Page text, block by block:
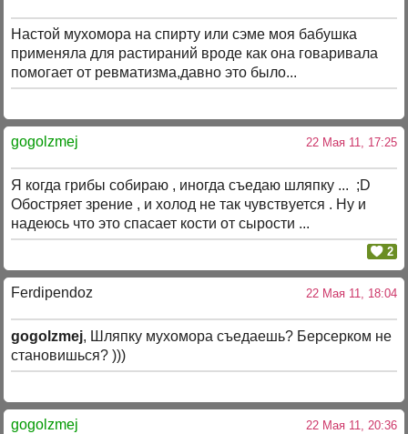
Настой мухомора на спирту или сэме моя бабушка
применяла для растираний вроде как она говаривала
помогает от ревматизма,давно это было...
gogolzmej 22 Мая 11, 17:25
Я когда грибы собираю , иногда съедаю шляпку ... ;D
Обостряет зрение , и холод не так чувствуется . Ну и
надеюсь что это спасает кости от сырости ...
2
Ferdipendoz 22 Мая 11, 18:04
gogolzmej, Шляпку мухомора съедаешь? Берсерком не
становишься? )))
gogolzmej 22 Мая 11, 20:36